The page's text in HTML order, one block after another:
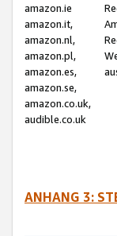
amazon.ie
amazon.it,
amazon.nl,
amazon.pl,
amazon.es,
amazon.se,
amazon.co.uk,
audible.co.uk
ANHANG 3: